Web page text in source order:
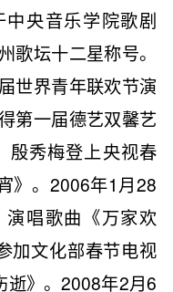
央音乐学院歌剧
歌坛十二星称号。
世界青年联欢节演
第一届德艺双馨艺
殷秀梅登上央视春
》。2006年1月28
唱歌曲《万家欢
加文化部春节电视
逝》。2008年2月6